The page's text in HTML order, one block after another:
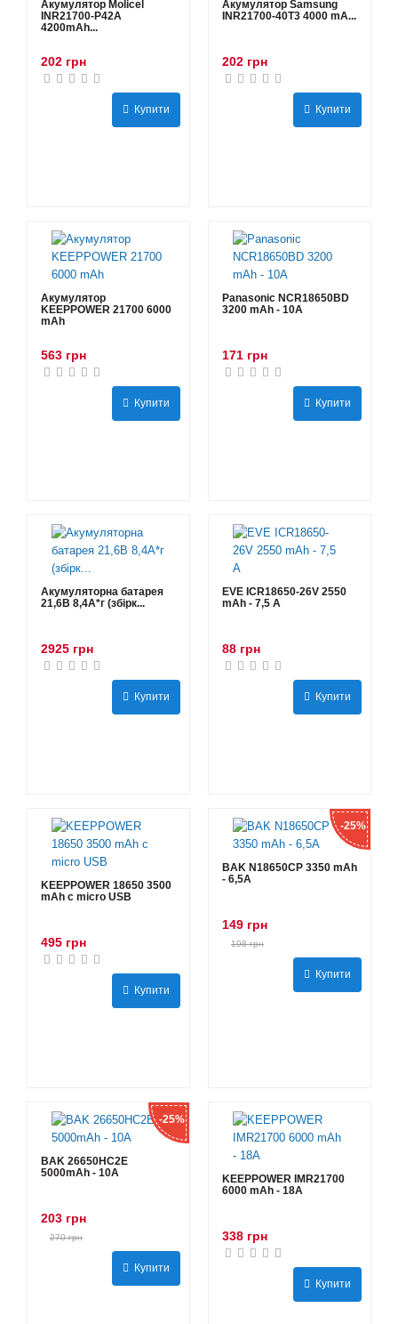
Акумулятор Molicel
INR21700-P42A
4200mAh...
202 грн
Купити
Акумулятор Samsung
INR21700-40T3 4000 mA...
202 грн
Купити
Акумулятор
KEEPPOWER 21700 6000
mAh
563 грн
Купити
Panasonic NCR18650BD
3200 mAh - 10А
171 грн
Купити
Акумуляторна батарея
21,6В 8,4A*г (збірк...
2925 грн
Купити
EVE ICR18650-26V 2550
mAh - 7,5 А
88 грн
Купити
KEEPPOWER 18650 3500
mAh с micro USB
495 грн
Купити
-25%
BAK N18650CP 3350 mAh
- 6,5А
149 грн
198 грн
Купити
-25%
BAK 26650HC2E
5000mAh - 10А
203 грн
270 грн
Купити
KEEPPOWER IMR21700
6000 mAh - 18А
338 грн
Купити